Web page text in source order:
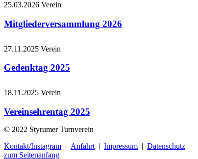
25.03.2026 Verein
Mitgliederversammlung 2026
27.11.2025 Verein
Gedenktag 2025
18.11.2025 Verein
Vereinsehrentag 2025
© 2022 Styrumer Turnverein
Kontakt/Instagram | Anfahrt | Impressum | Datenschutz
zum Seitenanfang